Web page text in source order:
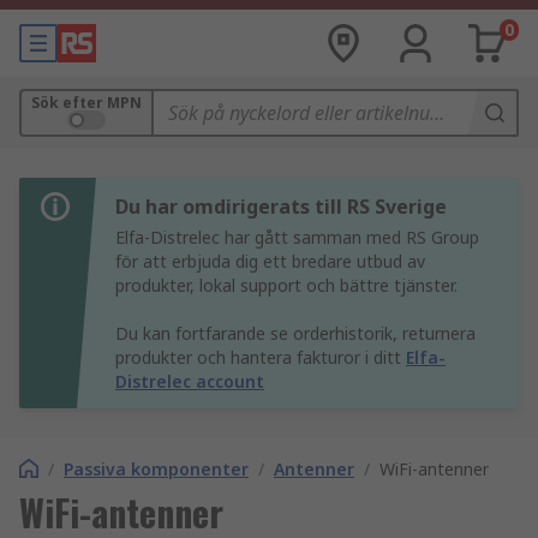
0
Sök efter MPN
Du har omdirigerats till RS Sverige
Elfa-Distrelec har gått samman med RS Group
för att erbjuda dig ett bredare utbud av
produkter, lokal support och bättre tjänster.
Du kan fortfarande se orderhistorik, returnera
produkter och hantera fakturor i ditt Elfa-
Distrelec account
/ Passiva komponenter / Antenner / WiFi-antenner
WiFi-antenner